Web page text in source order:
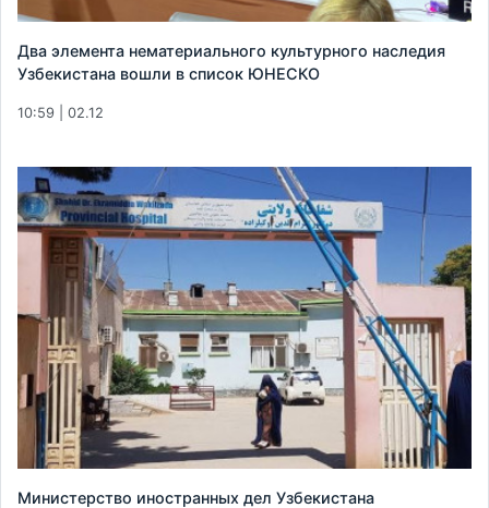
Два элемента нематериального культурного наследия
Узбекистана вошли в список ЮНЕСКО
10:59 | 02.12
Министерство иностранных дел Узбекистана